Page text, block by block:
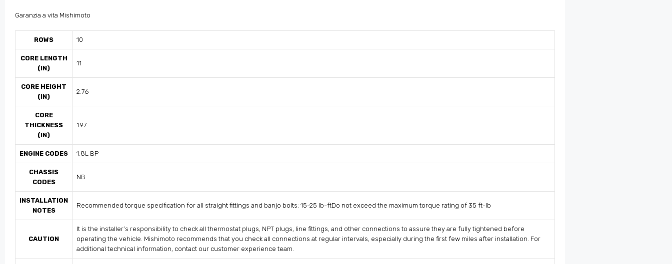
Garanzia a vita Mishimoto
ROWS 10
CORE LENGTH
(IN)
11
CORE HEIGHT
(IN)
2.76
CORE
THICKNESS
(IN)
1.97
ENGINE CODES 1.8L BP
CHASSIS
CODES
NB
INSTALLATION
NOTES
Recommended torque specification for all straight fittings and banjo bolts: 15-25 lb-ftDo not exceed the maximum torque rating of 35 ft-lb
CAUTION
It is the installer’s responsibility to check all thermostat plugs, NPT plugs, line fittings, and other connections to assure they are fully tightened before
operating the vehicle. Mishimoto recommends that you check all connections at regular intervals, especially during the first few miles after installation. For
additional technical information, contact our customer experience team.